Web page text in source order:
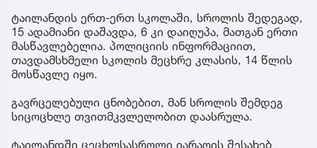
ტაილანდის ერთ-ერთ სკოლაში, სროლის შედეგად,
15 ადამიანი დაშავდა, 6 კი დაიღუპა, მათგან ერთი
მასწავლებელია. პოლიციის ინფორმაციით,
თავდამსხმელი სკოლის მეცხრე კლასის, 14 წლის
მოსწავლე იყო.
გავრცელებული ცნობებით, მან სროლის შემდეგ
სიცოცხლე თვითმკვლელობით დაასრულა.
ტაილანდში ცეცხლსასროლი იარაღის შესახებ